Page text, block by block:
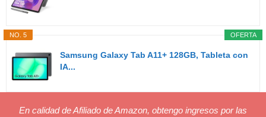
OFERTA
NO. 5
Samsung Galaxy Tab A11+ 128GB, Tableta con
IA...
En calidad de Afiliado de Amazon, obtengo ingresos por las